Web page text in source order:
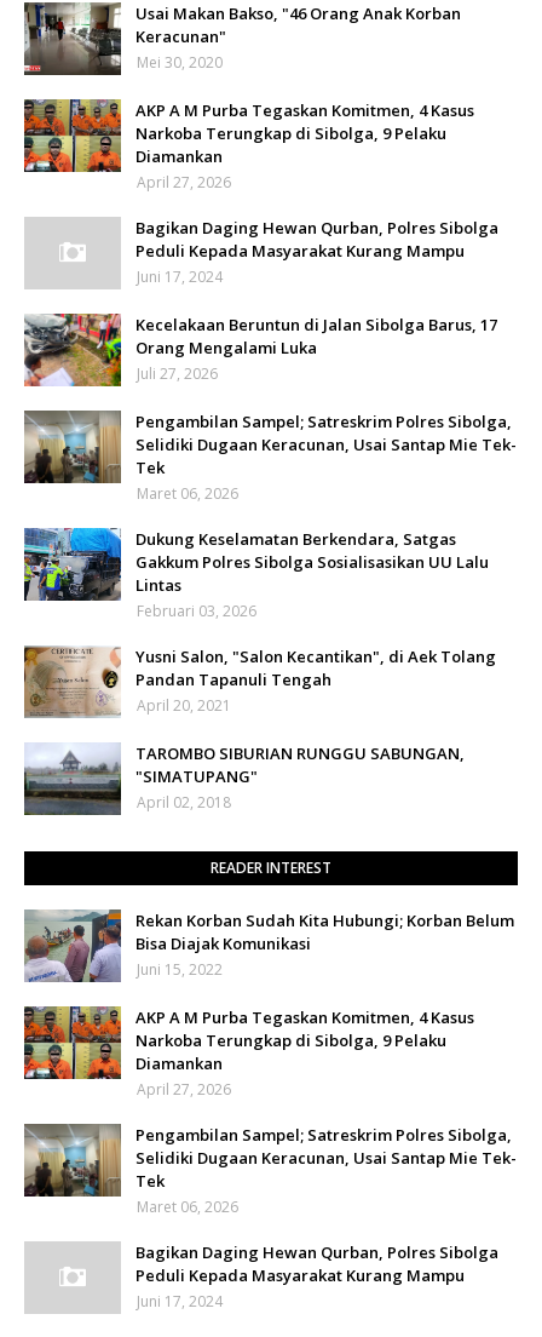
Usai Makan Bakso, "46 Orang Anak Korban
Keracunan"
Mei 30, 2020
AKP A M Purba Tegaskan Komitmen, 4 Kasus
Narkoba Terungkap di Sibolga, 9 Pelaku
Diamankan
April 27, 2026
Bagikan Daging Hewan Qurban, Polres Sibolga
Peduli Kepada Masyarakat Kurang Mampu
Juni 17, 2024
Kecelakaan Beruntun di Jalan Sibolga Barus, 17
Orang Mengalami Luka
Juli 27, 2026
Pengambilan Sampel; Satreskrim Polres Sibolga,
Selidiki Dugaan Keracunan, Usai Santap Mie Tek-
Tek
Maret 06, 2026
Dukung Keselamatan Berkendara, Satgas
Gakkum Polres Sibolga Sosialisasikan UU Lalu
Lintas
Februari 03, 2026
Yusni Salon, "Salon Kecantikan", di Aek Tolang
Pandan Tapanuli Tengah
April 20, 2021
TAROMBO SIBURIAN RUNGGU SABUNGAN,
"SIMATUPANG"
April 02, 2018
READER INTEREST
Rekan Korban Sudah Kita Hubungi; Korban Belum
Bisa Diajak Komunikasi
Juni 15, 2022
AKP A M Purba Tegaskan Komitmen, 4 Kasus
Narkoba Terungkap di Sibolga, 9 Pelaku
Diamankan
April 27, 2026
Pengambilan Sampel; Satreskrim Polres Sibolga,
Selidiki Dugaan Keracunan, Usai Santap Mie Tek-
Tek
Maret 06, 2026
Bagikan Daging Hewan Qurban, Polres Sibolga
Peduli Kepada Masyarakat Kurang Mampu
Juni 17, 2024